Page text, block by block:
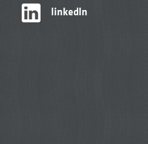
linkedIn